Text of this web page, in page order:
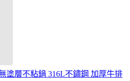
塗層不粘鍋 316L不鏽鋼 加厚牛排